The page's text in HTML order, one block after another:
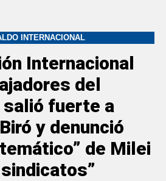
INTERNACIONAL
Internacional
del
fuerte a
y denunció
de Milei